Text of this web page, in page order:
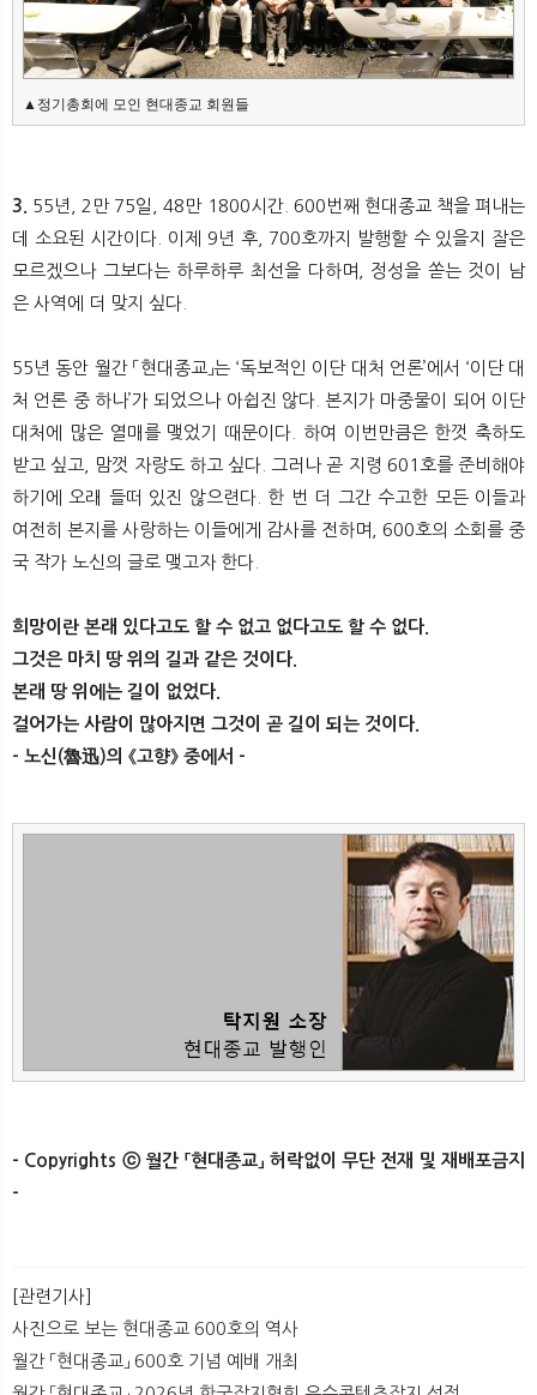
▲정기총회에 모인 현대종교 회원들
3.
55년, 2만 75일, 48만 1800시간. 600번째 현대종교 책을 펴내는
데 소요된 시간이다. 이제 9년 후, 700호까지 발행할 수 있을지 잘은
모르겠으나 그보다는 하루하루 최선을 다하며, 정성을 쏟는 것이 남
은 사역에 더 맞지 싶다.
55년 동안 월간 「현대종교」는 ‘독보적인 이단 대처 언론’에서 ‘이단 대
처 언론 중 하나’가 되었으나 아쉽진 않다. 본지가 마중물이 되어 이단
대처에 많은 열매를 맺었기 때문이다. 하여 이번만큼은 한껏 축하도
받고 싶고, 맘껏 자랑도 하고 싶다. 그러나 곧 지령 601호를 준비해야
하기에 오래 들떠 있진 않으련다. 한 번 더 그간 수고한 모든 이들과
여전히 본지를 사랑하는 이들에게 감사를 전하며, 600호의 소회를 중
국 작가 노신의 글로 맺고자 한다.
희망이란 본래 있다고도 할 수 없고 없다고도 할 수 없다.
그것은 마치 땅 위의 길과 같은 것이다.
본래 땅 위에는 길이 없었다.
걸어가는 사람이 많아지면 그것이 곧 길이 되는 것이다.
- 노신(魯迅)의 《고향》 중에서 -
- Copyrights ⓒ 월간 「현대종교」 허락없이 무단 전재 및 재배포금지
-
[관련기사]
사진으로 보는 현대종교 600호의 역사
월간 「현대종교」 600호 기념 예배 개최